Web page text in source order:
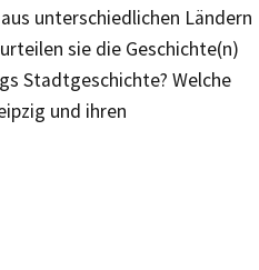
unterschiedlichen Ländern
sie die Geschichte(n)
Stadtgeschichte? Welche
und ihren